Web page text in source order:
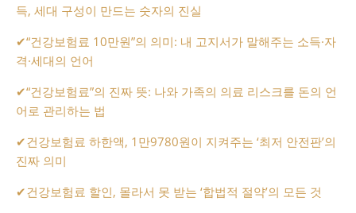
득, 세대 구성이 만드는 숫자의 진실
✔“건강보험료 10만원”의 의미: 내 고지서가 말해주는 소득·자
격·세대의 언어
✔“건강보험료”의 진짜 뜻: 나와 가족의 의료 리스크를 돈의 언
어로 관리하는 법
✔건강보험료 하한액, 1만9780원이 지켜주는 ‘최저 안전판’의
진짜 의미
✔건강보험료 할인, 몰라서 못 받는 ‘합법적 절약’의 모든 것